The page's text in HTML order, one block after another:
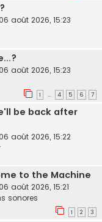
août 2026, 15:23
août 2026, 15:23
1 … 4 5 6 7
be back after
août 2026, 15:22
to the Machine
août 2026, 15:21
sonores
1 2 3